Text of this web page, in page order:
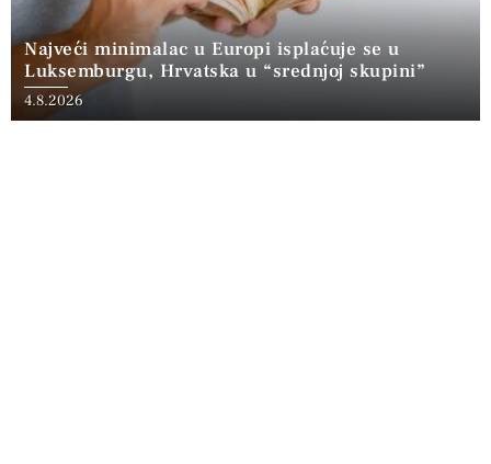
Najveći minimalac u Europi isplaćuje se u
Luksemburgu, Hrvatska u “srednjoj skupini”
4.8.2026